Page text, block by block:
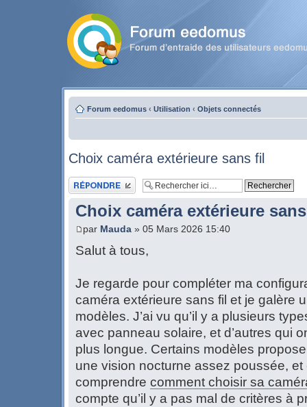
Forum eedomus ‹ Utilisation ‹ Objets connectés
Choix caméra extérieure sans fil
Publier une réponse
Choix caméra extérieure
par Mauda » 05 Mars 2026 15:40
Salut à tous,
Je regarde pour compléter ma
caméra extérieure sans fil et je galère
modèles. J’ai vu qu’il y a plusieurs
avec panneau solaire, et d’autres qui
plus longue. Certains modèles
une vision nocturne assez poussée,
comprendre comment choisir sa
compte qu’il y a pas mal de critères à